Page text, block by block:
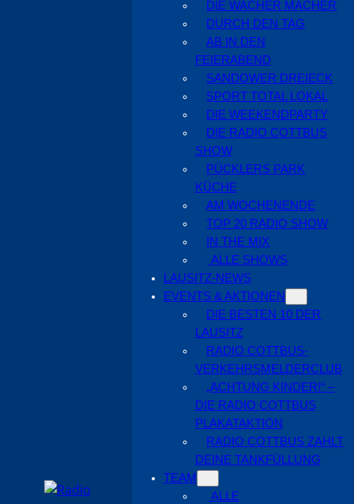
DIE WACHER MACHER
DURCH DEN TAG
AB IN DEN
FEIERABEND
SANDOWER DREIECK
SPORT TOTAL LOKAL
DIE WEEKENDPARTY
DIE RADIO COTTBUS
SHOW
PÜCKLERS PARK
KÜCHE
AM WOCHENENDE
TOP 20 RADIO SHOW
IN THE MIX
ALLE SHOWS
LAUSITZ-NEWS
EVENTS & AKTIONEN
DIE BESTEN 10 DER
LAUSITZ
RADIO COTTBUS-
VERKEHRSMELDERCLUB
„ACHTUNG KINDER!“ –
DIE RADIO COTTBUS
PLAKATAKTION
RADIO COTTBUS ZAHLT
DEINE TANKFÜLLUNG
TEAM
ALLE